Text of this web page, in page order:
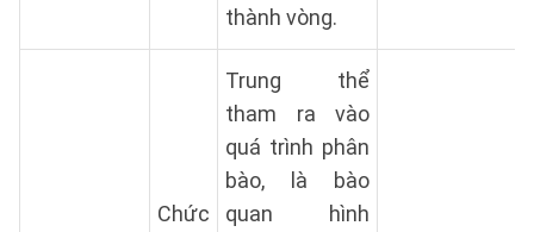
thành vòng.
Chức
Trung thể
tham ra vào
quá trình phân
bào, là bào
quan hình